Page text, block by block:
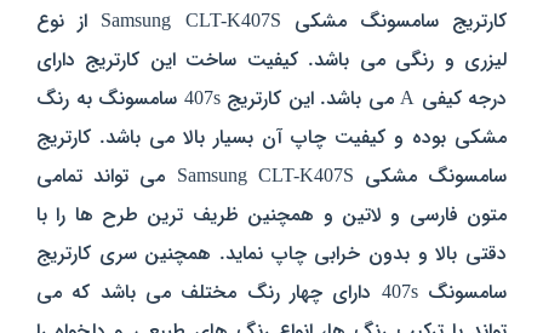
کارتریج سامسونگ مشکی Samsung CLT-K407S از نوع
لیزری و رنگی می باشد. کیفیت ساخت این کارتریج دارای
درجه کیفی A می باشد. این کارتریج 407s سامسونگ به رنگ
مشکی بوده و کیفیت چاپ آن بسیار بالا می باشد. کارتریج
سامسونگ مشکی Samsung CLT-K407S می تواند تمامی
متون فارسی و لاتین و همچنین ظریف ترین طرح ها را با
دقتی بالا و بدون خرابی چاپ نماید. همچنین سری کارتریج
سامسونگ 407s دارای چهار رنگ مختلف می باشد که می